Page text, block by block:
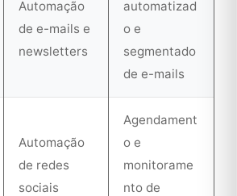
Automação
de e-mails e
newsletters
automatizad
o e
segmentado
de e-mails
Automação
de redes
sociais
Agendament
o e
monitorame
nto de